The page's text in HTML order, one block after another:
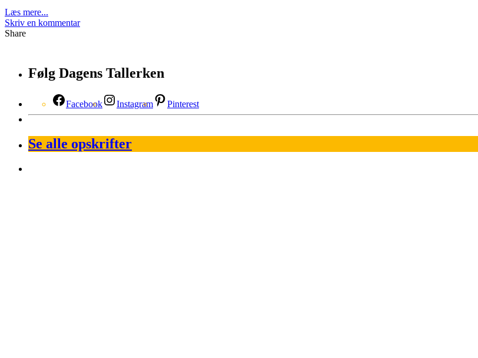
Læs mere...
Skriv en kommentar
Share
Følg Dagens Tallerken
Facebook Instagram Pinterest
Se alle opskrifter